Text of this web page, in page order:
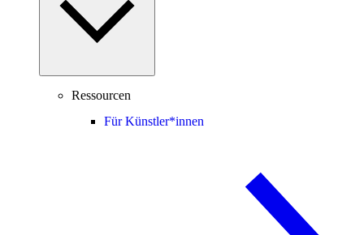
Ressourcen
Für Künstler*innen